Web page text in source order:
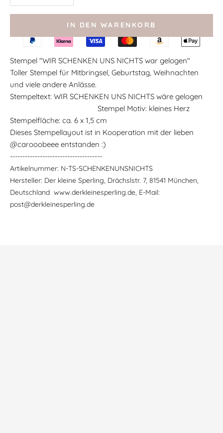
IN DEN WARENKORB
Stempel "WIR SCHENKEN UNS NICHTS war gelogen"
Toller Stempel für Mitbringsel, Geburtstag, Weihnachten
und viele andere Anlässe.
Stempeltext: WIR SCHENKEN UNS NICHTS wäre gelogen
Stempel Motiv: kleines Herz
Stempelfläche: ca. 6 x 1,5 cm
Dieses Stempellayout ist in Kooperation mit der lieben
@carooobeee entstanden :)
-------------------------------------
Artikelnummer: N-TS-SCHENKENUNSNICHTS
Hersteller: Der kleine Sperling, Drächslstr. 7, 81541 München,
Deutschland www.derkleinesperling.de, E-Mail:
post@derkleinesperling.de